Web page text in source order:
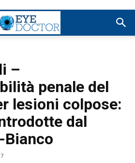
–
penale del
lesioni colpose:
dal
Bianco